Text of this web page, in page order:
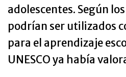
adolescentes. Según
podrían ser utilizados
para el aprendizaje
UNESCO ya había